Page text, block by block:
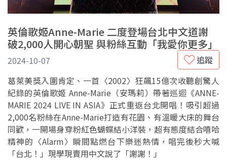
英倫歌姬Anne-Marie 二度登場台北中文道謝
破2,000人開心朝聖 與粉絲互動「我愛你更多」
追蹤
2024-10-07
葛萊美獎入圍肯定、一首〈2002〉狂飆15億次收聽創驚人
紀錄的英倫歌姬 Anne-Marie（安瑪莉）帶著巡迴《ANNE-
MARIE 2024 LIVE IN ASIA》正式重返台北開唱！吸引超過
2,000名粉絲在Anne-Marie打造有花園、有溫暖大床的舞台
同歡，一開場身穿粉紅色蝴蝶結小洋裝，超有態度結合嘻哈
精神的〈Alarm〉瞬間點燃台下樂迷熱情，唱完後秒大喊
「台北！」現學現賣用中文說了「謝謝！」